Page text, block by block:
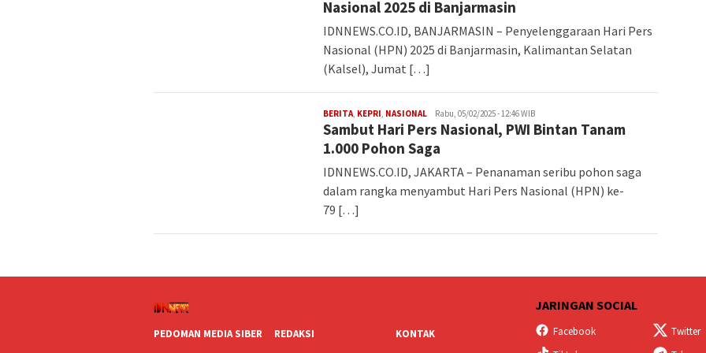
Nasional 2025 di Banjarmasin
IDNNEWS.CO.ID, BANJARMASIN – Penyelenggaraan Hari Pers
Nasional (HPN) 2025 di Banjarmasin, Kalimantan Selatan
(Kalsel), Jumat […]
BERITA, KEPRI, NASIONALImanRabu, 05/02/2025 - 12:46 WIB
Sambut Hari Pers Nasional, PWI Bintan Tanam
1.000 Pohon Saga
IDNNEWS.CO.ID, JAKARTA – Penanaman seribu pohon saga
dalam rangka menyambut Hari Pers Nasional (HPN) ke-
79 […]
PEDOMAN MEDIA SIBER REDAKSI
KONTAK
JARINGAN SOCIAL
Facebook Twitter